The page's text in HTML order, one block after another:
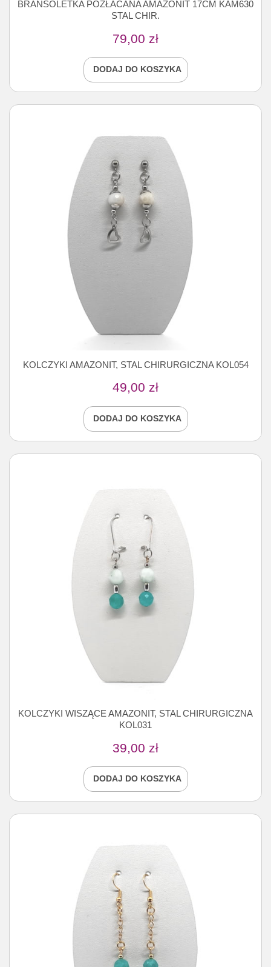
BRANSOLETKA POZŁACANA AMAZONIT 17CM KAM630
STAL CHIR.
79,00 zł
DODAJ DO KOSZYKA
KOLCZYKI AMAZONIT, STAL CHIRURGICZNA KOL054
49,00 zł
DODAJ DO KOSZYKA
KOLCZYKI WISZĄCE AMAZONIT, STAL CHIRURGICZNA
KOL031
39,00 zł
DODAJ DO KOSZYKA